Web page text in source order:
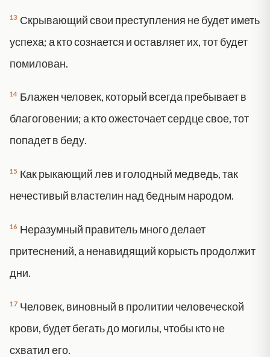
13 Скрывающий свои преступления не будет иметь
успеха; а кто сознается и оставляет их, тот будет
помилован.
14 Блажен человек, который всегда пребывает в
благоговении; а кто ожесточает сердце свое, тот
попадет в беду.
15 Как рыкающий лев и голодный медведь, так
нечестивый властелин над бедным народом.
16 Неразумный правитель много делает
притеснений, а ненавидящий корысть продолжит
дни.
17 Человек, виновный в пролитии человеческой
крови, будет бегать до могилы, чтобы кто не
схватил его.